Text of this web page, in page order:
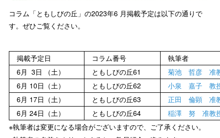
コラム「ともしびの丘」の2023年6 月掲載予定は以下の通りで
す。ぜひご覧ください。
掲載予定日 コラム番号
執筆者
6月 3日 （土）
ともしびの丘61
菊池 哲彦 准
6月 10日（土）
ともしびの丘62
小泉 嘉子 教
6月 17日（土）
ともしびの丘63
正田 倫顕 准
6月 24日（土）
ともしびの丘64
稲澤 努 准教
※執筆者は変更になる場合がございますので、ご了承ください。